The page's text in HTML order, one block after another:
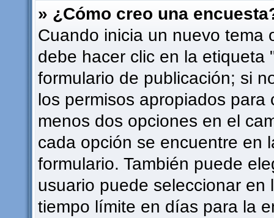
» ¿Cómo creo una
Cuando inicia un nuevo tema
debe hacer clic en la etiqueta
formulario de publicación; si
los permisos apropiados
menos dos opciones en el
cada opción se encuentre en
formulario. También puede
usuario puede seleccionar
tiempo límite en días para la